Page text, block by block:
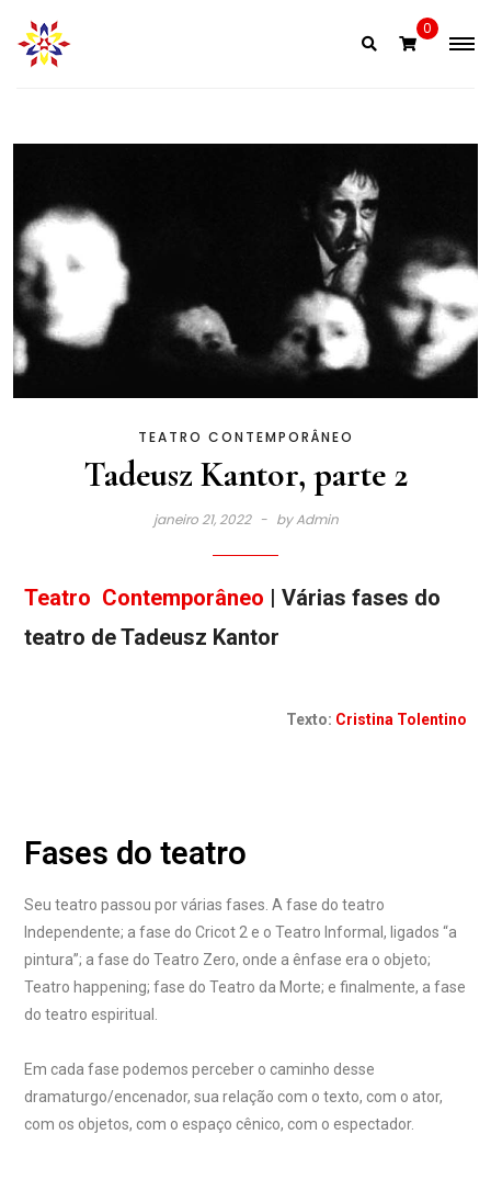
0
TEATRO CONTEMPORÂNEO
Tadeusz Kantor, parte 2
janeiro 21, 2022 byAdmin
Teatro Contemporâneo | Várias fases do
teatro de Tadeusz Kantor
Texto: Cristina Tolentino
Fases do teatro
Seu teatro passou por várias fases. A fase do teatro
Independente; a fase do Cricot 2 e o Teatro Informal, ligados “a
pintura”; a fase do Teatro Zero, onde a ênfase era o objeto;
Teatro happening; fase do Teatro da Morte; e finalmente, a fase
do teatro espiritual.
Em cada fase podemos perceber o caminho desse
dramaturgo/encenador, sua relação com o texto, com o ator,
com os objetos, com o espaço cênico, com o espectador.